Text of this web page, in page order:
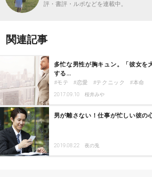
評・書評・ルポなどを連載中。
関連記事
多忙な男性が胸キュン。「彼女を
する…
モテ 恋愛 テクニック 本命
2017.09.10 桜井みや
男が離さない！仕事が忙しい彼の
2019.08.22 夜の兎